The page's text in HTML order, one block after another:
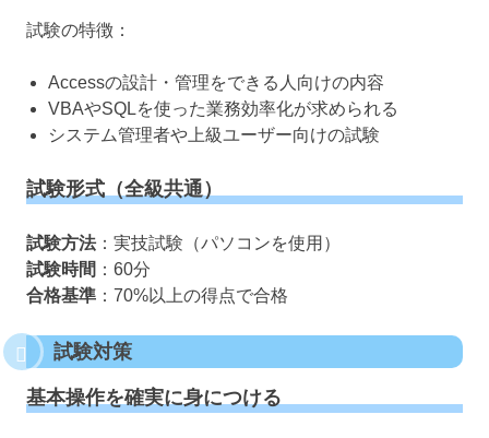
試験の特徴：
Accessの設計・管理をできる人向けの内容
VBAやSQLを使った業務効率化が求められる
システム管理者や上級ユーザー向けの試験
試験形式（全級共通）
試験方法：実技試験（パソコンを使用）
試験時間 ：60分
合格基準 ：70%以上の得点で合格
試験対策
基本操作を確実に身につける